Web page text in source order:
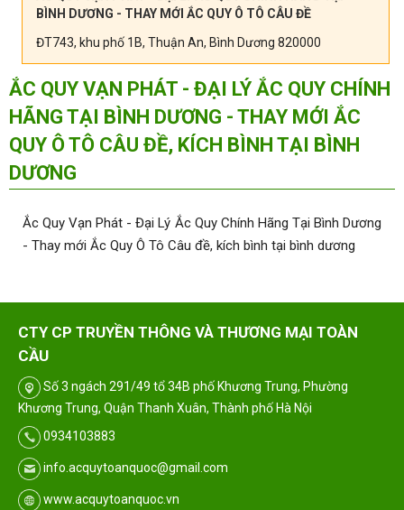
BÌNH DƯƠNG - THAY MỚI ẮC QUY Ô TÔ CÂU ĐỀ
ĐT743, khu phố 1B, Thuận An, Bình Dương 820000
ẮC QUY VẠN PHÁT - ĐẠI LÝ ẮC QUY CHÍNH
HÃNG TẠI BÌNH DƯƠNG - THAY MỚI ẮC
QUY Ô TÔ CÂU ĐỀ, KÍCH BÌNH TẠI BÌNH
DƯƠNG
Ắc Quy Vạn Phát - Đại Lý Ắc Quy Chính Hãng Tại Bình Dương
- Thay mới Ắc Quy Ô Tô Câu đề, kích bình tại bình dương
CTY CP TRUYỀN THÔNG VÀ THƯƠNG MẠI TOÀN
CẦU
Số 3 ngách 291/49 tổ 34B phố Khương Trung, Phường
Khương Trung, Quận Thanh Xuân, Thành phố Hà Nội
0934103883
info.acquytoanquoc@gmail.com
www.acquytoanquoc.vn